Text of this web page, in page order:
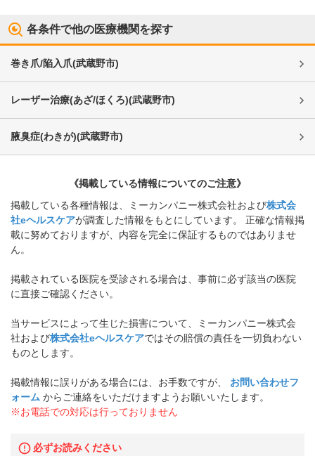
各条件で他の医療機関を探す
巻き爪/陥入爪(武蔵野市)
レーザー治療(あざ/ほくろ)(武蔵野市)
腋臭症(わきが)(武蔵野市)
《掲載している情報についてのご注意》
掲載している各種情報は、ミーカンパニー株式会社および株式会
社eヘルスケアが調査した情報をもとにしています。 正確な情報掲
載に努めておりますが、内容を完全に保証するものではありませ
ん。
掲載されている医院を受診される場合は、事前に必ず該当の医院
に直接ご確認ください。
当サービスによって生じた損害について、ミーカンパニー株式会
社および株式会社eヘルスケアではその賠償の責任を一切負わない
ものとします。
掲載情報に誤りがある場合には、お手数ですが、
お問い合わせフ
ォーム からご連絡をいただけますようお願いいたします。
※お電話での対応は行っておりません
必ずお読みください